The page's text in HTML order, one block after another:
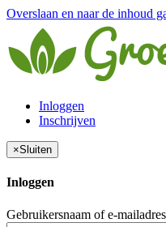
Overslaan en naar de inhoud
Inloggen
Inschrijven
×Sluiten
Inloggen
Gebruikersnaam of e-mailadres